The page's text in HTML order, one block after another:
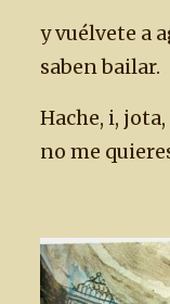
y vuélvete a
saben bailar.
Hache, i,
no me